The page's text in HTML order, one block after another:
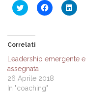
Fai
clic
su
Twitter
apre
in
una
nuova
finestra)
Fai
clic
in
una
finestra)
Fai
clic
apre
in
Correlati
Leadership emergente e
assegnata
26 Aprile 2018
In "coaching"